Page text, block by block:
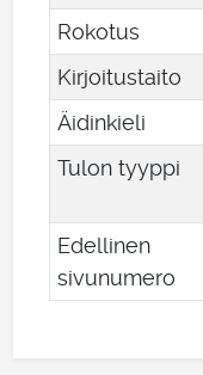
Rokotus
Kirjoitustaito
Äidinkieli
Tulon tyyppi
Edellinen
sivunumero